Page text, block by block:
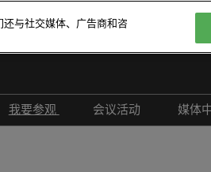
我要参观
会议活动
媒体
与社交媒体、广告商和咨